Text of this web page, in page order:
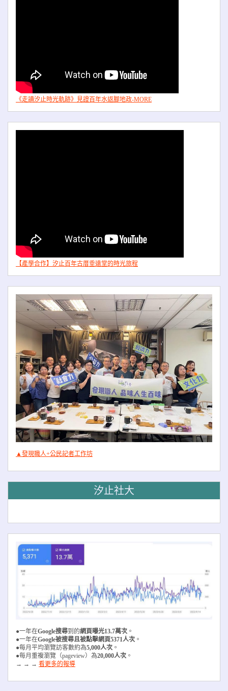
《走讀汐止時光軌跡》見證百年水返腳地政-MORE
【產學合作】汐止百年古厝垂遠堂的時光旅程
▲發現職人+公民記者工作坊
汐止社大
●一年在Google搜尋到的網頁曝光13.7萬次 。
●一年在Google被搜尋且被點擊網頁5371人次 。
●每月平均瀏覽訪客數約為5,000人次 。
●每月重複瀏覽（pageview）為20,000人次 。
→ → → 看更多的報導